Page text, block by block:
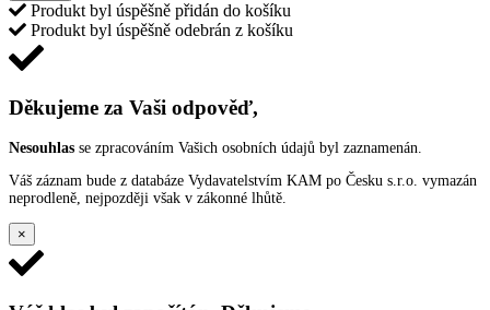
Produkt byl úspěšně přidán do košíku
Produkt byl úspěšně odebrán z košíku
Děkujeme za Vaši odpověď,
Nesouhlas se zpracováním Vašich osobních údajů byl zaznamenán.
Váš záznam bude z databáze Vydavatelstvím KAM po Česku s.r.o. vymazán
neprodleně, nejpozději však v zákonné lhůtě.
×